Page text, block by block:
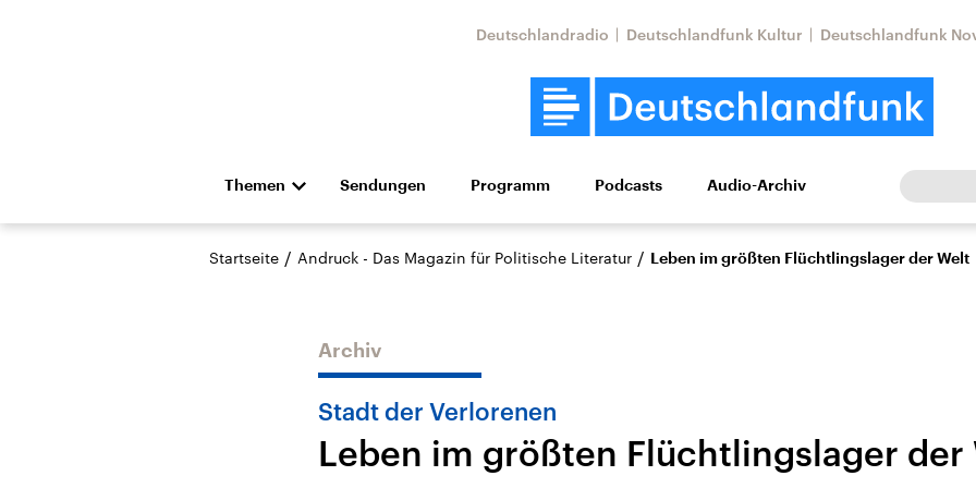
Deutschlandradio Deutschlandfunk Kultur Deutschlandfunk
Themen
Die Nachrichten Politik Wirtschaft Wissen Kultur Europa
Hörspiel und Feature Musik
Landtagswahl Sachsen-
USA
Aktuelle Beiträge,
Nahostkonflikt
Iran
Aktuelle Lage und
Sendungen Programm Podcasts Audio-Archiv
Startseite / Andruck - Das Magazin für Politische Literatur / Leben im größten Flüchtlingslager der Welt
Archiv
Stadt der Verlorenen
Leben im größten Flüchtlingslager der